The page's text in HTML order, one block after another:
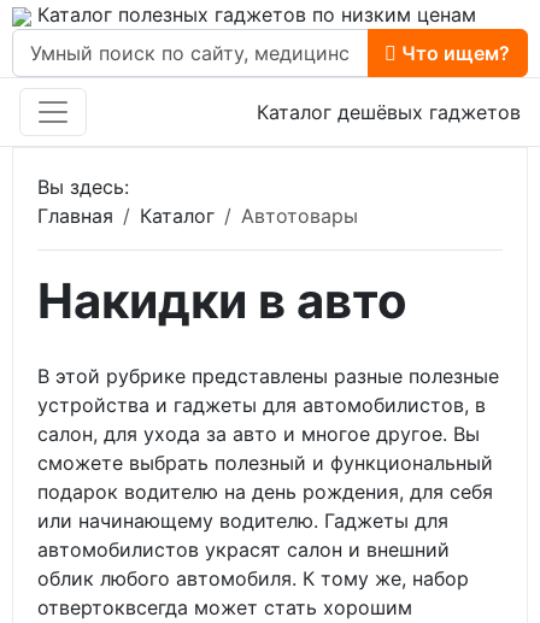
Каталог полезных гаджетов по низким ценам
Что ищем?
Каталог дешёвых гаджетов
Вы здесь:
Главная
Каталог Автотовары
Накидки в авто
В этой рубрике представлены разные полезные
устройства и гаджеты для автомобилистов, в
салон, для ухода за авто и многое другое. Вы
сможете выбрать полезный и функциональный
подарок водителю на день рождения, для себя
или начинающему водителю. Гаджеты для
автомобилистов украсят салон и внешний
облик любого автомобиля. К тому же, набор
отвертоквсегда может стать хорошим